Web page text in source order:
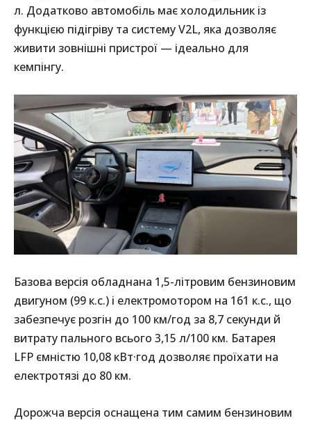
л. Додатково автомобіль має холодильник із
функцією підігріву та систему V2L, яка дозволяє
живити зовнішні пристрої — ідеально для
кемпінгу.
Базова версія обладнана 1,5-літровим бензиновим
двигуном (99 к.с.) і електромотором на 161 к.с., що
забезпечує розгін до 100 км/год за 8,7 секунди й
витрату пального всього 3,15 л/100 км. Батарея
LFP ємністю 10,08 кВт·год дозволяє проїхати на
електротязі до 80 км.
Дорожча версія оснащена тим самим бензиновим